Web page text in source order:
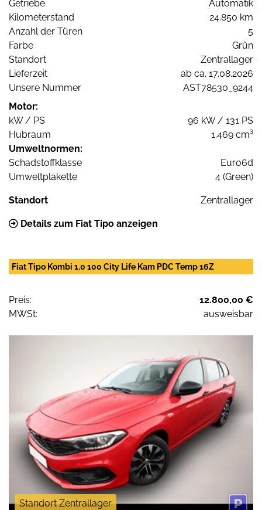
Getriebe
Automatik
Kilometerstand
24.850 km
Anzahl der Türen
5
Farbe
Grün
Standort
Zentrallager
Lieferzeit
ab ca. 17.08.2026
Unsere Nummer
AST78530_9244
Motor:
kW / PS
96 kW / 131 PS
Hubraum
1.469 cm³
Umweltnormen:
Schadstoffklasse
Euro6d
Umweltplakette
4 (Green)
Standort Zentrallager
Details zum Fiat Tipo anzeigen
Fiat Tipo Kombi 1.0 100 City Life Kam PDC Temp 16Z
Preis:
12.800,00 €
MWSt:
ausweisbar
Standort Zentrallager